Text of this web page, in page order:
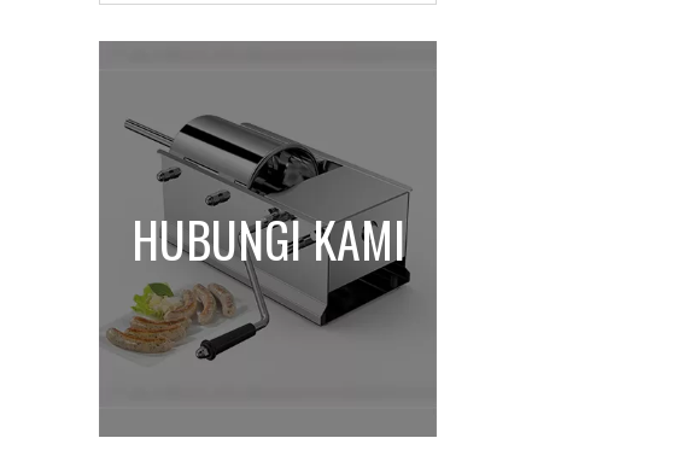
HUBUNGI KAMI